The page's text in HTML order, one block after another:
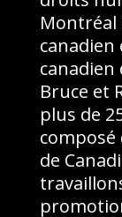
Montréal
canadien
canadien
Bruce et
plus de
composé
de